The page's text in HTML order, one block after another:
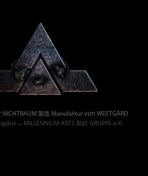
NICHTRAUM 製造 Manufakturvon WESTGÅRD
→ MILLENNIUM ARTS 勤続 GRUPPE e.K.
Powered By :